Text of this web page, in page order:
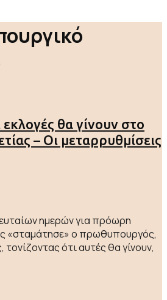
θα γίνουν στο
– Οι μεταρρυθμίσεις
ημερών για πρόωρη
«σταμάτησε» ο πρωθυπουργός,
ότι αυτές θα γίνουν,